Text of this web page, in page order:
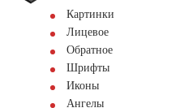
Картинки
Лицевое
Обратное
Шрифты
Иконы
Ангелы